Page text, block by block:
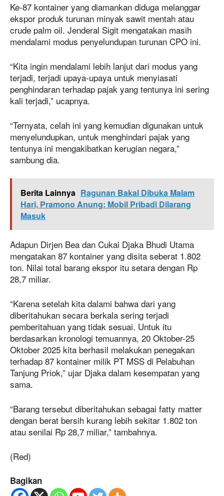
Ke-87 kontainer yang diamankan diduga melanggar
ekspor produk turunan minyak sawit mentah atau
crude palm oil. Jenderal Sigit mengatakan masih
mendalami modus penyelundupan turunan CPO ini.
“Kita ingin mendalami lebih lanjut dari modus yang
terjadi, terjadi upaya-upaya untuk menyiasati
penghindaran terhadap pajak yang tentunya ini sering
kali terjadi,” ucapnya.
“Ternyata, celah ini yang kemudian digunakan untuk
menyelundupkan, untuk menghindari pajak yang
tentunya ini mengakibatkan kerugian negara,”
sambung dia.
Berita Lainnya Ragunan Bakal Dibuka Malam
Hari, Pramono Anung: Mobil Pribadi Dilarang
Masuk
Adapun Dirjen Bea dan Cukai Djaka Bhudi Utama
mengatakan 87 kontainer yang disita seberat 1.802
ton. Nilai total barang ekspor itu setara dengan Rp
28,7 miliar.
“Karena setelah kita dalami bahwa dari yang
diberitahukan secara berkala sering terjadi
pemberitahuan yang tidak sesuai. Untuk itu
berdasarkan kronologi temuannya, 20 Oktober-25
Oktober 2025 kita berhasil melakukan penegakan
terhadap 87 kontainer milik PT MSS di Pelabuhan
Tanjung Priok,” ujar Djaka dalam kesempatan yang
sama.
“Barang tersebut diberitahukan sebagai fatty matter
dengan berat bersih kurang lebih sekitar 1.802 ton
atau senilai Rp 28,7 miliar,” tambahnya.
(Red)
Bagikan